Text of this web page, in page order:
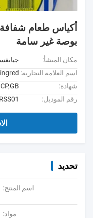
بوصة غير سامة
مكان المنشأ:
اسم العلامة التجارية:
شهادة:
رقم الموديل:
RSS01
تحديد
اسم المنتج:
مواد: